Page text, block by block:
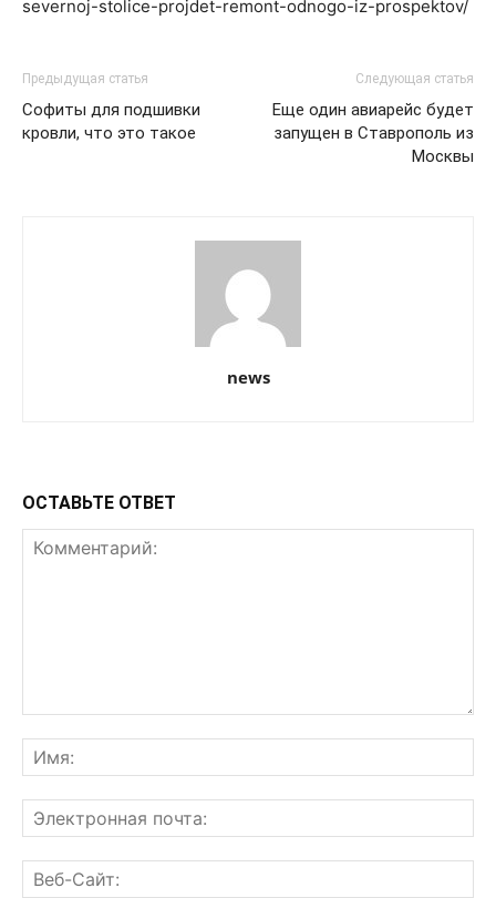
severnoj-stolice-projdet-remont-odnogo-iz-prospektov/
Предыдущая статья
Софиты для подшивки
кровли, что это такое
Следующая статья
Еще один авиарейс будет
запущен в Ставрополь из
Москвы
news
ОСТАВЬТЕ ОТВЕТ